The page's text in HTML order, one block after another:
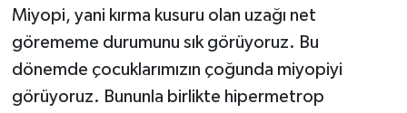
Miyopi, yani kırma kusuru olan uzağı net
görememe durumunu sık görüyoruz. Bu
dönemde çocuklarımızın çoğunda miyopiyi
görüyoruz. Bununla birlikte hipermetrop